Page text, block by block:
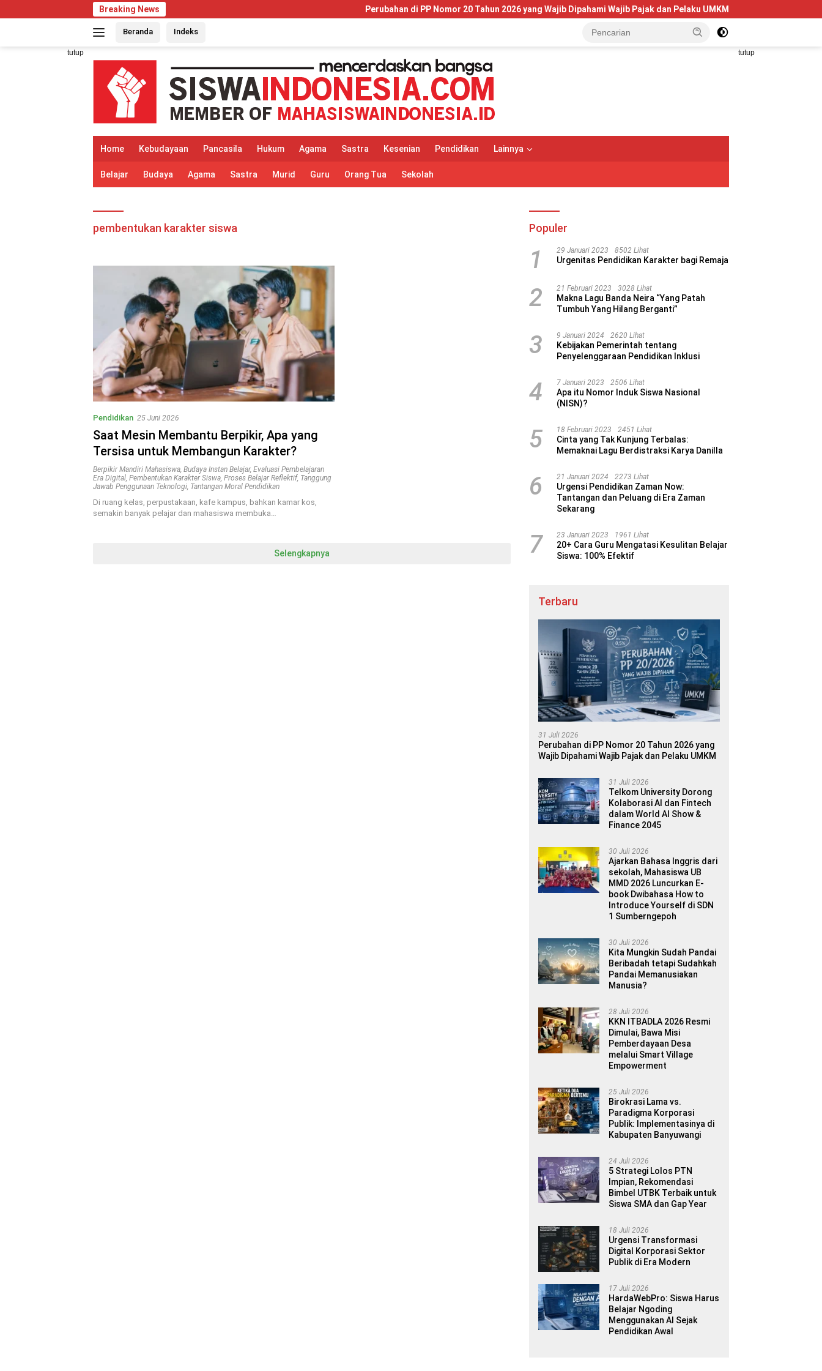
ke
Breaking News Perubahan di PP Nomor 20 Tahun 2026 yang Wajib Dipahami Wajib Pajak dan Pelaku UMKM Telkom University
Beranda Indeks
tutup tutup
Home Kebudayaan Pancasila Hukum Agama Sastra Kesenian Pendidikan Lainnya
Belajar Budaya Agama Sastra Murid Guru Orang Tua Sekolah
pembentukan karakter siswa
Pendidikan 25 Juni 2026
Saat Mesin Membantu Berpikir, Apa yang
Tersisa untuk Membangun Karakter?
Berpikir Mandiri Mahasiswa, Budaya Instan Belajar, Evaluasi Pembelajaran
Era Digital, Pembentukan Karakter Siswa, Proses Belajar Reflektif, Tanggung
Jawab Penggunaan Teknologi, Tantangan Moral Pendidikan
Di ruang kelas, perpustakaan, kafe kampus, bahkan kamar kos,
semakin banyak pelajar dan mahasiswa membuka…
Selengkapnya
Populer
1 29 Januari 2023 8502 Lihat
Urgenitas Pendidikan Karakter bagi Remaja
2 21 Februari 2023 3028 Lihat
Makna Lagu Banda Neira “Yang Patah
Tumbuh Yang Hilang Berganti”
3 9 Januari 2024 2620 Lihat
Kebijakan Pemerintah tentang
Penyelenggaraan Pendidikan Inklusi
4 7 Januari 2023 2506 Lihat
Apa itu Nomor Induk Siswa Nasional
(NISN)?
5 18 Februari 2023 2451 Lihat
Cinta yang Tak Kunjung Terbalas:
Memaknai Lagu Berdistraksi Karya Danilla
6 21 Januari 2024 2273 Lihat
Urgensi Pendidikan Zaman Now:
Tantangan dan Peluang di Era Zaman
Sekarang
7 23 Januari 2023 1961 Lihat
20+ Cara Guru Mengatasi Kesulitan Belajar
Siswa: 100% Efektif
Terbaru
31 Juli 2026
Perubahan di PP Nomor 20 Tahun 2026 yang
Wajib Dipahami Wajib Pajak dan Pelaku UMKM
31 Juli 2026
Telkom University Dorong
Kolaborasi AI dan Fintech
dalam World AI Show &
Finance 2045
30 Juli 2026
Ajarkan Bahasa Inggris dari
sekolah, Mahasiswa UB
MMD 2026 Luncurkan E-
book Dwibahasa How to
Introduce Yourself di SDN
1 Sumberngepoh
30 Juli 2026
Kita Mungkin Sudah Pandai
Beribadah tetapi Sudahkah
Pandai Memanusiakan
Manusia?
28 Juli 2026
KKN ITBADLA 2026 Resmi
Dimulai, Bawa Misi
Pemberdayaan Desa
melalui Smart Village
Empowerment
25 Juli 2026
Birokrasi Lama vs.
Paradigma Korporasi
Publik: Implementasinya di
Kabupaten Banyuwangi
24 Juli 2026
5 Strategi Lolos PTN
Impian, Rekomendasi
Bimbel UTBK Terbaik untuk
Siswa SMA dan Gap Year
18 Juli 2026
Urgensi Transformasi
Digital Korporasi Sektor
Publik di Era Modern
17 Juli 2026
HardaWebPro: Siswa Harus
Belajar Ngoding
Menggunakan AI Sejak
Pendidikan Awal